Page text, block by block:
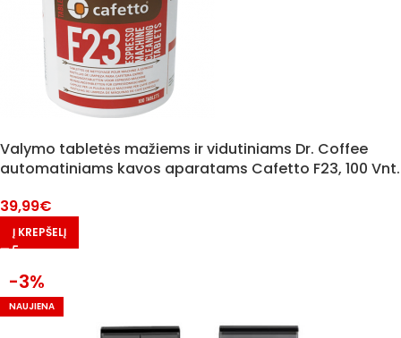
Valymo tabletės mažiems ir vidutiniams Dr. Coffee
automatiniams kavos aparatams Cafetto F23, 100 Vnt.
39,99€
Į KREPŠELĮ
-3%
NAUJIENA